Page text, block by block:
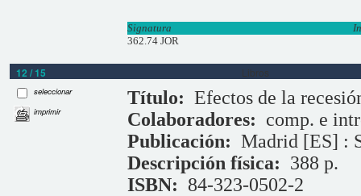
Signatura
362.74 JOR
12 / 15 Libros
seleccionar
imprimir
Título: Efectos de la
Colaboradores: comp. e
Publicación: Madrid [ES] :
Descripción física: 388 p.
ISBN: 84-323-0502-2